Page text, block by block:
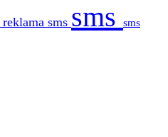
reklama sms sms
sms